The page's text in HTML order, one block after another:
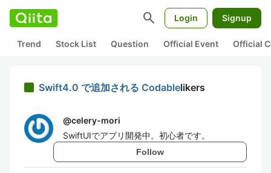
search Login Signup
Trend Stock List Question Official Event Official
Swift4.0 で追加される Codablelikers
@celery-mori
SwiftUIでアプリ開発中。初心者です。
Follow